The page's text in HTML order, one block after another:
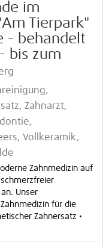
im
Tierpark"
- behandelt
bis zum
Zahnarzt,
Vollkeramik,
Zahnmedizin auf
Unser
für die
Zahnersatz •